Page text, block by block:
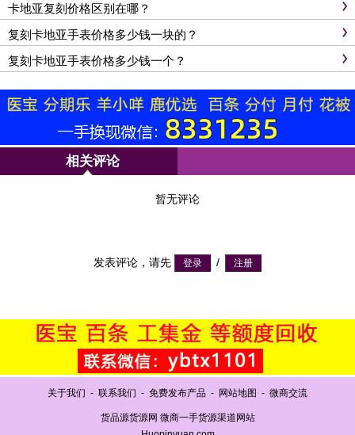
卡地亚复刻价格区别在哪？
复刻卡地亚手表价格多少钱一块的？
复刻卡地亚手表价格多少钱一个？
相关评论
暂无评论
发表评论，请先 /
关于我们 - 联系我们 - 免费发布产品 - 网站地图 - 微商交流
货品源货源网 微商一手货源渠道网站